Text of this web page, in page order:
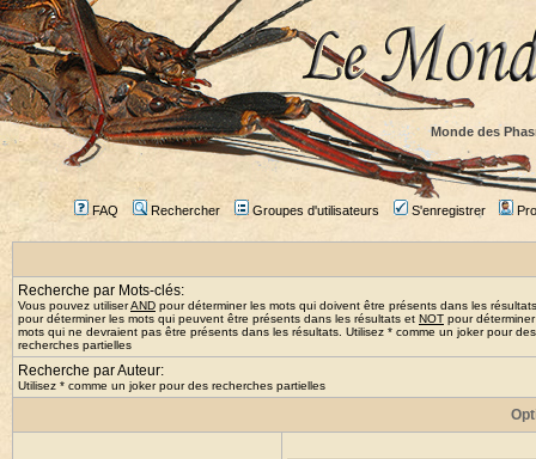
Monde des
FAQ Rechercher Groupes d'utilisateurs S'enregistrer
Recherche par Mots-clés:
Vous pouvez utiliserAND pour déterminer les mots qui doivent être présents dans les
pour déterminer les mots qui peuvent être présents dans les résultats et NOT pour
mots qui ne devraient pas être présents dans les résultats. Utilisez * comme un joker pour des
recherches partielles
Recherche par Auteur:
Utilisez * comme un joker pour des recherches partielles